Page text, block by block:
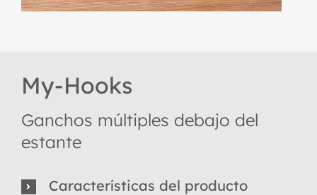
My-Hooks
Ganchos múltiples debajo del
estante
Características del producto